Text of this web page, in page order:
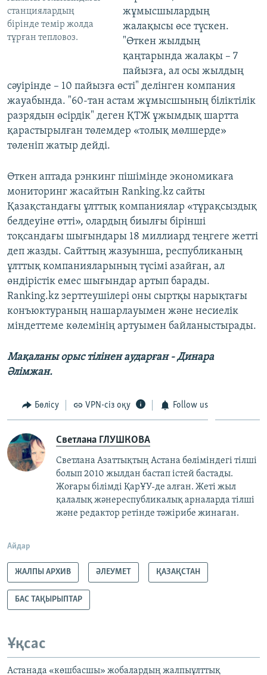
станциялардың
бірінде темір жолда
тұрған тепловоз.
жұмысшылардың
жалақысы өсе түскен.
"Өткен жылдың
қаңтарында жалақы – 7
пайызға, ал осы жылдың
сәуірінде – 10 пайызға өсті" делінген компания
жауабында. "60-тан астам жұмысшының біліктілік
разрядын өсірдік" деген ҚТЖ ұжымдық шартта
қарастырылған төлемдер «толық мөлшерде»
төленіп жатыр дейді.
Өткен аптада рэнкинг пішімінде экономикаға
мониторинг жасайтын Ranking.kz сайты
Қазақстандағы ұлттық компаниялар «тұрақсыздық
белдеуіне өтті», олардың биылғы бірінші
тоқсандағы шығындары 18 миллиард теңгеге жетті
деп жазды. Сайттың жазуынша, республиканың
ұлттық компанияларының түсімі азайған, ал
өндірістік емес шығындар артып барады.
Ranking.kz зерттеушілері оны сыртқы нарықтағы
конъюктураның нашарлауымен және несиелік
міндеттеме көлемінің артуымен байланыстырады.
Мақаланы орыс тілінен аударған - Динара
Әлімжан.
Бөлісу VPN-сіз оқу Follow us
Светлана ГЛУШКОВА
Светлана Азаттықтың Астана бөліміндегі тілші
болып 2010 жылдан бастап істей бастады.
Жоғары білімді ҚарҰУ-де алған. Жеті жыл
қалалық жәнереспубликалық арналарда тілші
және редактор ретінде тәжірибе жинаған.
Айдар
ЖАЛПЫ АРХИВ ӘЛЕУМЕТ ҚАЗАҚСТАН
БАС ТАҚЫРЫПТАР
Ұқсас
Астанада «көшбасшы» жобалардың жалпыұлттық